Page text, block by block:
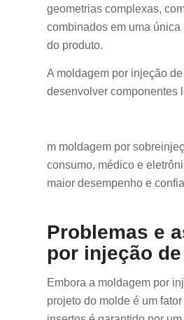
geometrias complexas,
combinados em uma
do produto.
A moldagem por injeção
desenvolver componentes
m moldagem por
consumo, médico e
maior desempenho e
Problemas e
por injeção
Embora a moldagem por
projeto do molde é um